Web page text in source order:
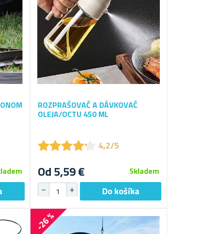
ROZPRAŠOVAČ A DÁVKOVAČ
OLEJA/OCTU 450 ML
★★★★★
★★★★★ 4,2/5
Od 5,59 € Skladem
-26 %